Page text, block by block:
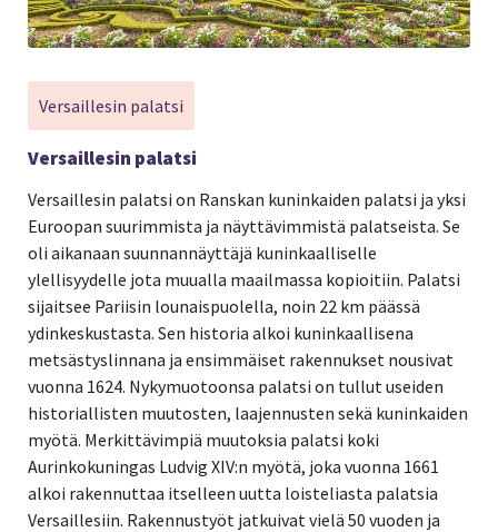
Versaillesin palatsi
Versaillesin palatsi
Versaillesin palatsi on Ranskan kuninkaiden palatsi ja yksi
Euroopan suurimmista ja näyttävimmistä palatseista. Se
oli aikanaan suunnannäyttäjä kuninkaalliselle
ylellisyydelle jota muualla maailmassa kopioitiin. Palatsi
sijaitsee Pariisin lounaispuolella, noin 22 km päässä
ydinkeskustasta. Sen historia alkoi kuninkaallisena
metsästyslinnana ja ensimmäiset rakennukset nousivat
vuonna 1624. Nykymuotoonsa palatsi on tullut useiden
historiallisten muutosten, laajennusten sekä kuninkaiden
myötä. Merkittävimpiä muutoksia palatsi koki
Aurinkokuningas Ludvig XIV:n myötä, joka vuonna 1661
alkoi rakennuttaa itselleen uutta loisteliasta palatsia
Versaillesiin. Rakennustyöt jatkuivat vielä 50 vuoden ja